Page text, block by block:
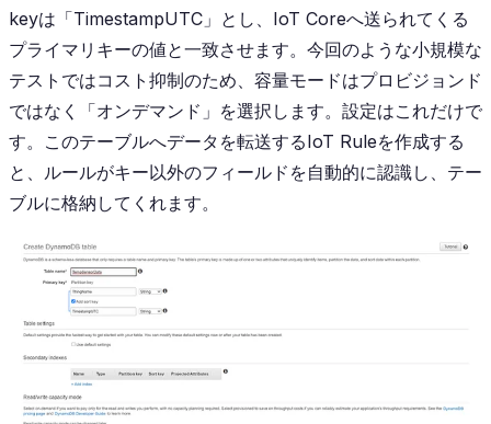
keyは「TimestampUTC」とし、IoT Coreへ送られてくる
プライマリキーの値と一致させます。今回のような小規模な
テストではコスト抑制のため、容量モードはプロビジョンド
ではなく「オンデマンド」を選択します。設定はこれだけで
す。このテーブルへデータを転送するIoT Ruleを作成する
と、ルールがキー以外のフィールドを自動的に認識し、テー
ブルに格納してくれます。